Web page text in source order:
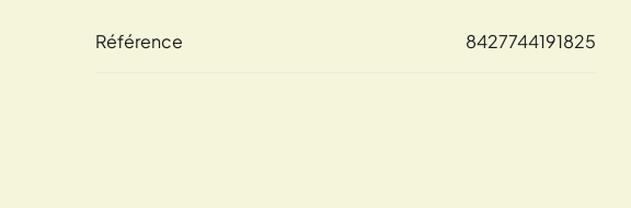
Référence 8427744191825